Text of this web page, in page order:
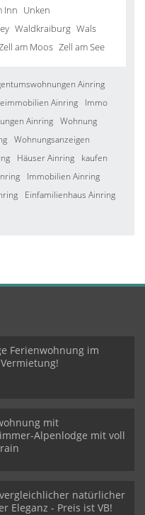
Inn Unken
Waldkraiburg Wals
am Moos Zell am See
Ainring
Ainring
Immo
Ainring Wohnung
Wohnungsanzeigen
Häuser Ainring
kaufen
Immobilien Ainring
Einfamilienhaus Ainring
Ferienwohnung im
mit
Alpenlodge mit voll
natürlicher
Eleganz - Preis ist VB!